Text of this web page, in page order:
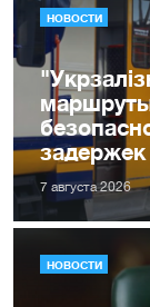
НОВОСТИ
задержек
7 августа 2026
НОВОСТИ